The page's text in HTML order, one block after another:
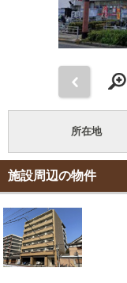
所在地
施設周辺の物件